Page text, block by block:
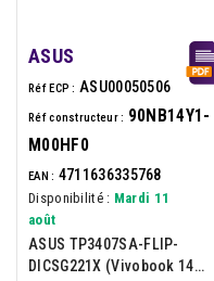
ASUS
Réf ECP : ASU00050506
Réf constructeur : 90NB14Y1-
M00HF0
EAN : 4711636335768
Disponibilité : Mardi 11
août
ASUS TP3407SA-FLIP-
DICSG221X (Vivobook 14